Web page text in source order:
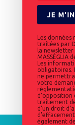
Dans le cadre de
France
bénéficier de
18 juin 2021
Dans "Article"
JE
Les données
traitées par
la
MASSÉGLIA
Les
obligatoires.
ne permettra
votre
d’opposition
traitement
d’un droit
également